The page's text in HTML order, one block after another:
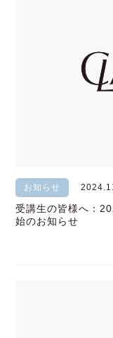
お知らせ
受講生の皆様へ：
始のお知らせ